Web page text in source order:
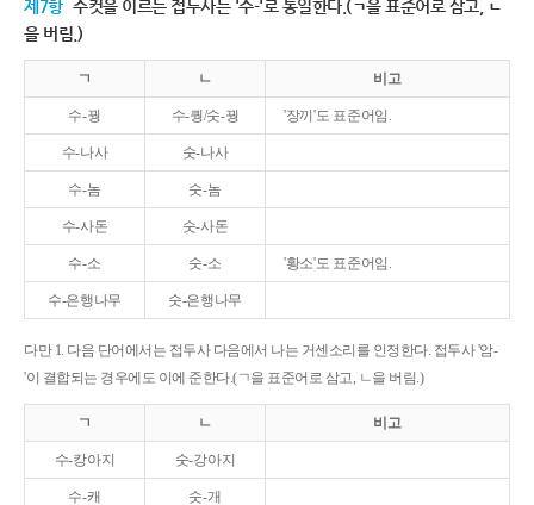
제7항 수컷을 이르는 접두사는 '수-'로 통일한다.(ㄱ을 표준어로 삼고, ㄴ
을 버림.)
ㄱ ㄴ 비고
수-꿩 수-퀑/숫-꿩 '장끼'도 표준어임.
수-나사 숫-나사
수-놈 숫-놈
수-사돈 숫-사돈
수-소 숫-소 '황소'도 표준어임.
수-은행나무 숫-은행나무
다만 1. 다음 단어에서는 접두사 다음에서 나는 거센소리를 인정한다. 접두사 '암-
'이 결합되는 경우에도 이에 준한다.(ㄱ을 표준어로 삼고, ㄴ을 버림.)
ㄱ ㄴ 비고
수-캉아지 숫-강아지
수-캐 숫-개